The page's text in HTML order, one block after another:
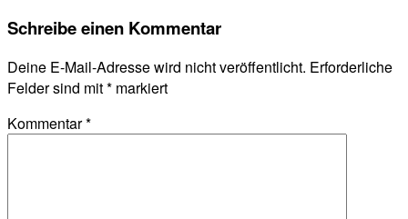
Schreibe einen Kommentar
Deine E-Mail-Adresse wird nicht veröffentlicht. Erforderliche
Felder sind mit* markiert
Kommentar*